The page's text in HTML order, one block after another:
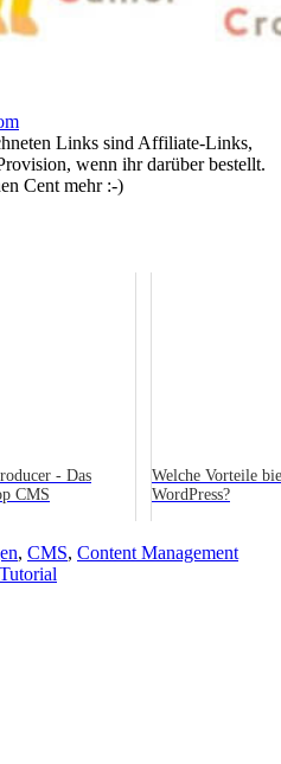
Links sind Affiliate-Links,
wenn ihr darüber bestellt.
Cent mehr :-)
- Das
CMS
Welche Vorteile
WordPress?
, CMS, Content Management